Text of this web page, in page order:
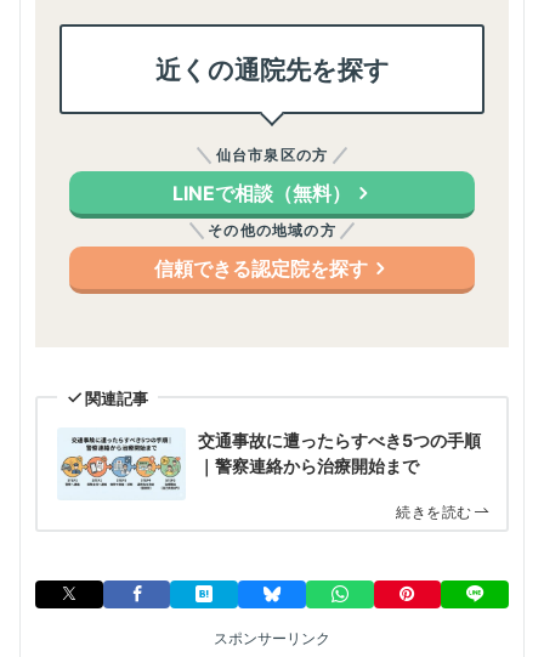
近くの通院先を探す
仙台市泉区の方
LINEで相談（無料）
その他の地域の方
信頼できる認定院を探す
関連記事
交通事故に遭ったらすべき5つの手順
｜警察連絡から治療開始まで
続きを読む
スポンサーリンク